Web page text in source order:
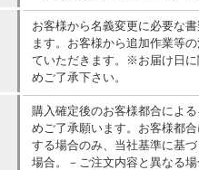
お客様から名義変更に必要な
ます。お客様から追加作業等
ていただきます。※お届け日
めご了承下さい。
購入確定後のお客様都合によ
めご了承願います。お客様都
する場合のみ、当社基準に基
場合。－ご注文内容と異なる